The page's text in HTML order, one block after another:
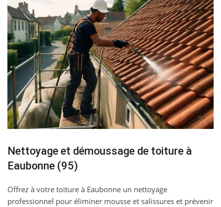
Nettoyage et démoussage de toiture à
Eaubonne (95)
Offrez à votre toiture à Eaubonne un nettoyage
professionnel pour éliminer mousse et salissures et prévenir